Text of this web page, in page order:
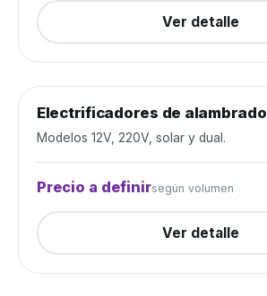
Ver detalle
Alambrados y cercos
Electrificadores de alambrado
Modelos 12V, 220V, solar y dual.
Precio a definirsegún volumen
Ver detalle